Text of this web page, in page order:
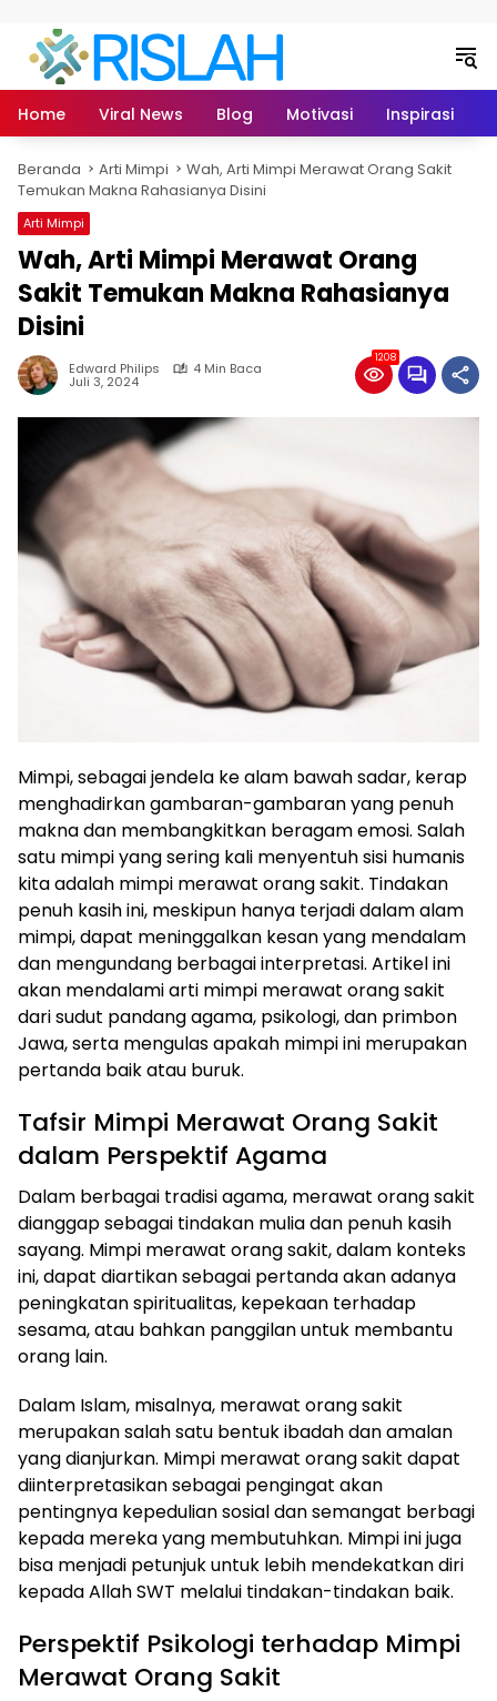
Home Viral News Blog Motivasi Inspirasi
Beranda Arti Mimpi
Wah, Arti Mimpi Merawat Orang Sakit
Temukan Makna Rahasianya Disini
Arti Mimpi
Wah, Arti Mimpi Merawat Orang
Sakit Temukan Makna Rahasianya
Disini
Edward Philips 4 Min Baca
Juli 3, 2024
1208
Mimpi, sebagai jendela ke alam bawah sadar, kerap
menghadirkan gambaran-gambaran yang penuh
makna dan membangkitkan beragam emosi. Salah
satu mimpi yang sering kali menyentuh sisi humanis
kita adalah mimpi merawat orang sakit. Tindakan
penuh kasih ini, meskipun hanya terjadi dalam alam
mimpi, dapat meninggalkan kesan yang mendalam
dan mengundang berbagai interpretasi. Artikel ini
akan mendalami arti mimpi merawat orang sakit
dari sudut pandang agama, psikologi, dan primbon
Jawa, serta mengulas apakah mimpi ini merupakan
pertanda baik atau buruk.
Tafsir Mimpi Merawat Orang Sakit
dalam Perspektif Agama
Dalam berbagai tradisi agama, merawat orang sakit
dianggap sebagai tindakan mulia dan penuh kasih
sayang. Mimpi merawat orang sakit, dalam konteks
ini, dapat diartikan sebagai pertanda akan adanya
peningkatan spiritualitas, kepekaan terhadap
sesama, atau bahkan panggilan untuk membantu
orang lain.
Dalam Islam, misalnya, merawat orang sakit
merupakan salah satu bentuk ibadah dan amalan
yang dianjurkan. Mimpi merawat orang sakit dapat
diinterpretasikan sebagai pengingat akan
pentingnya kepedulian sosial dan semangat berbagi
kepada mereka yang membutuhkan. Mimpi ini juga
bisa menjadi petunjuk untuk lebih mendekatkan diri
kepada Allah SWT melalui tindakan-tindakan baik.
Perspektif Psikologi terhadap Mimpi
Merawat Orang Sakit